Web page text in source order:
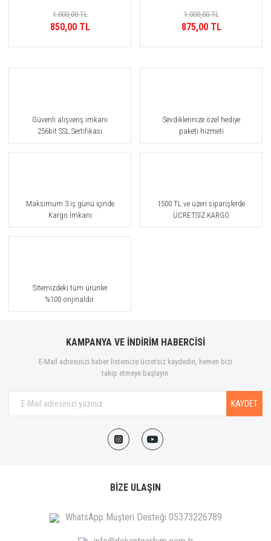
1.000,00 TL
850,00 TL
1.000,00 TL
875,00 TL
Güvenli alışveriş imkanı
256bit SSL Sertifikası
Sevdiklerinize özel hediye
paketi hizmeti
Maksimum 3 iş günü içinde
Kargo İmkanı
1500 TL ve üzeri siparişlerde
ÜCRETSİZ KARGO
Sitemizdeki tüm ürünler
%100 orijinaldir.
KAMPANYA VE İNDİRİM HABERCİSİ
E-Mail adresinizi haber listemize ücretsiz kaydedin, hemen bizi
takip etmeye başlayın.
KAYDET
BİZE ULAŞIN
WhatsApp Müşteri Desteği 05373226789